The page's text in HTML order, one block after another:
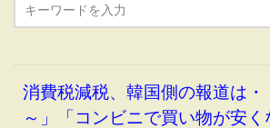
消費税減税、韓国側の報道は・
～」「コンビニで買い物が安